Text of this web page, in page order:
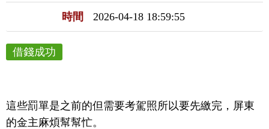
時間 2026-04-18 18:59:55
借錢成功
這些罰單是之前的但需要考駕照所以要先繳完，屏東
的金主麻煩幫幫忙。